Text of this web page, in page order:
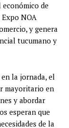
de
NOA
y genera
tucumano y
la jornada, el
mayoritario en
y abordar
esperan que
de la